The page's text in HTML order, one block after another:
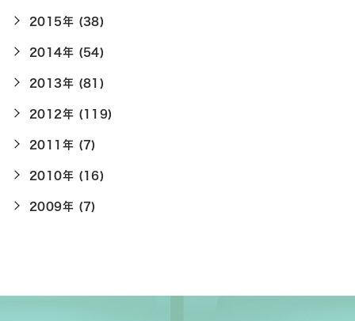
2015年 (38)
2014年 (54)
2013年 (81)
2012年 (119)
2011年 (7)
2010年 (16)
2009年 (7)